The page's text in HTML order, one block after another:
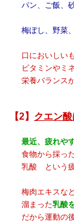
ン、ご飯、砂糖
ぼし、野菜、海
においしいものば
タミンやミネラル
養バランスが崩
【2】 クエン
最近、疲れや
物から採った糖
酸 という疲労物
肉エキスなど
まった乳酸
から運動の後、